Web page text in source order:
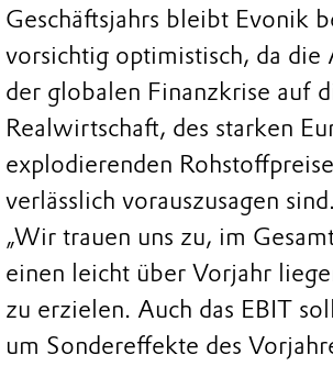
Geschäftsjahrs bleibt Evonik
vorsichtig optimistisch, da die
der globalen Finanzkrise auf
Realwirtschaft, des starken
explodierenden
verlässlich vorauszusagen
„Wir trauen uns zu, im
einen leicht über Vorjahr
zu erzielen. Auch das EBIT
um Sondereffekte des